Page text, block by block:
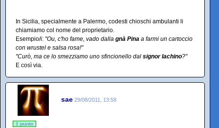
In Sicilia, specialmente a Palermo, codesti chioschi ambulanti li
chiamiamo col nome del proprietario.
Esempio/i: "Ou, c'ho fame, vado dalla gnà Pina a farmi un cartoccio
con wrustel e salsa rosa!"
"Curò, ma ce lo smezziamo uno sfincionello dal signor Iachino?"
E così via.
sae 29/08/2011, 13:58
1 punto